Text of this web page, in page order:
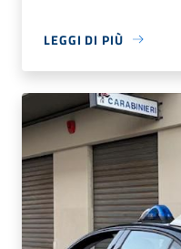
LEGGI DI PIÙ